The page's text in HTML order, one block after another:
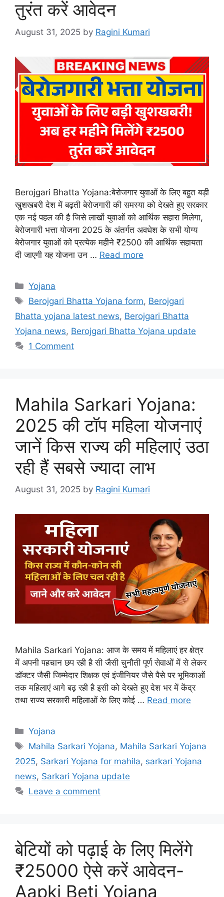
तुरंत करें आवेदन
August 31, 2025 by Ragini Kumari
Berojgari Bhatta Yojana:बेरोजगार युवाओं के लिए बहुत बड़ी
खुशखबरी देश में बढ़ती बेरोजगारी की समस्या को देखते हुए सरकार
एक नई पहल की है जिसे लाखों युवाओं को आर्थिक सहारा मिलेगा,
बेरोजगारी भत्ता योजना 2025 के अंतर्गत अवधेश के सभी योग्य
बेरोजगार युवाओं को प्रत्येक महीने ₹2500 की आर्थिक सहायता
दी जाएगी यह योजना उन … Read more
Categories
Yojana
Tags
Berojgari Bhatta Yojana form, Berojgari
Bhatta yojana latest news, Berojgari Bhatta
Yojana news, Berojgari Bhatta Yojana update
1 Comment
Mahila Sarkari Yojana:
2025 की टॉप महिला योजनाएं
जानें किस राज्य की महिलाएं उठा
रही हैं सबसे ज्यादा लाभ
August 31, 2025 by Ragini Kumari
Mahila Sarkari Yojana: आज के समय में महिलाएं हर क्षेत्र
में अपनी पहचान छप रही है सी जैसी चुनौती पूर्ण सेवाओं में से लेकर
डॉक्टर जैसी जिम्मेदार शिक्षक एवं इंजीनियर जैसे पैसे पर भूमिकाओं
तक महिलाएं आगे बढ़ रही है इसी को देखते हुए देश भर में केंद्र
तथा राज्य सरकारी महिलाओं के लिए कोई … Read more
Categories
Yojana
Tags
Mahila Sarkari Yojana, Mahila Sarkari Yojana
2025, Sarkari Yojana for mahila, sarkari Yojana
news, Sarkari Yojana update
Leave a comment
बेटियों को पढ़ाई के लिए मिलेंगे
₹25000 ऐसे करें आवेदन-
Aapki Beti Yojana